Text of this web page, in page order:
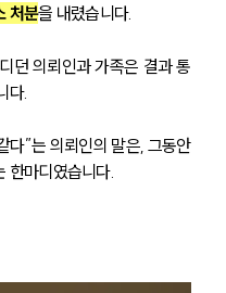
처분을 내렸습니다.
던 의뢰인과 가족은 결과 통
다.
다”는 의뢰인의 말은, 그동안
한마디였습니다.